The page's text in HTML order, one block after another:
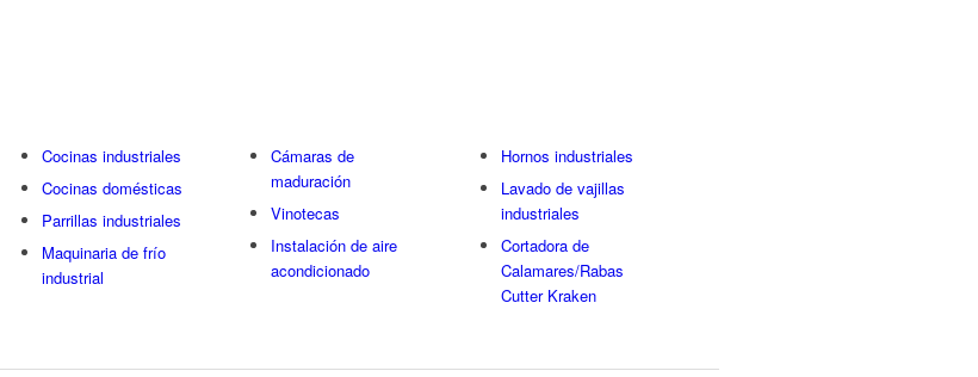
Cocinas industriales
Cocinas domésticas
Parrillas industriales
Maquinaria de frío
industrial
Cámaras de
maduración
Vinotecas
Instalación de aire
acondicionado
Hornos industriales
Lavado de vajillas
industriales
Cortadora de
Calamares/Rabas
Cutter Kraken